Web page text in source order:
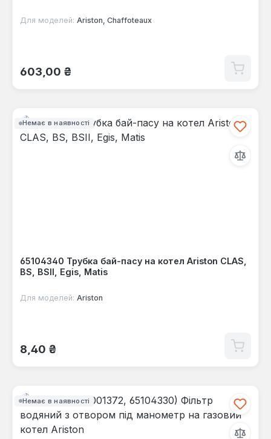
Для моделей: Ariston, Chaffoteaux
Звичайна ціна:
603,00 ₴
Немає в наявності
65104340 Трубка бай-пасу на котел Ariston CLAS,
BS, BSII, Egis, Matis
Для моделей: Ariston
Звичайна ціна:
8,40 ₴
Немає в наявності